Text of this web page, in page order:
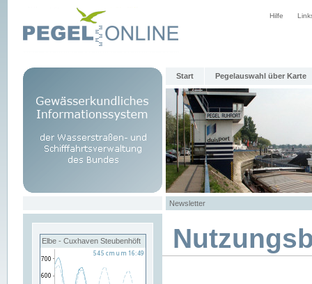
Hilfe
Start Pegelauswahl über Karte
Newsletter
Elbe - Cuxhaven Steubenhöft